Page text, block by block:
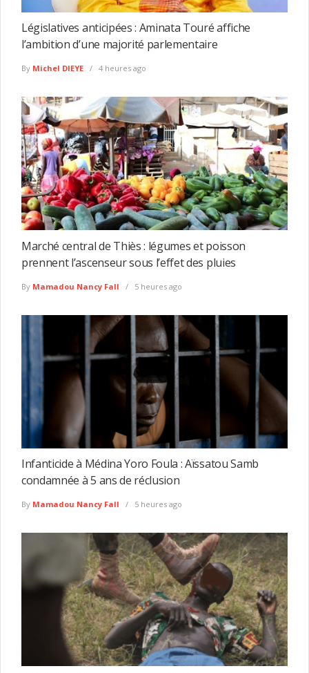
Législatives anticipées : Aminata Touré affiche
l’ambition d’une majorité parlementaire
By Michel DIEYE 4 heures ago
Marché central de Thiès : légumes et poisson
prennent l’ascenseur sous l’effet des pluies
By Mamadou Nancy Fall 5 heures ago
Infanticide à Médina Yoro Foula : Aïssatou Samb
condamnée à 5 ans de réclusion
By Mamadou Nancy Fall 5 heures ago